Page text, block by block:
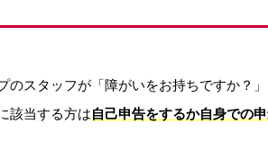
のスタッフが「障がいをお持ちですか？
該当する方は自己申告をするか自身での